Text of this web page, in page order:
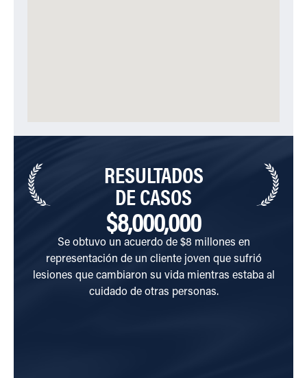
RESULTADOS
DE CASOS
$8,000,000
Se obtuvo un acuerdo de $8 millones en
representación de un cliente joven que sufrió
lesiones que cambiaron su vida mientras estaba al
cuidado de otras personas.